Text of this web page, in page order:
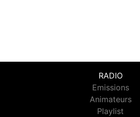
RADIO
Emissions
Animateurs
Playlist